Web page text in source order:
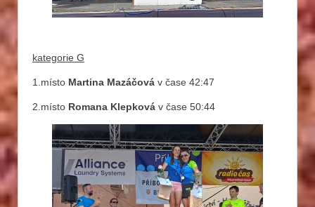
kategorie G
1.místo Martina Mazáčová v čase 42:47
2.místo Romana Klepková v čase 50:44